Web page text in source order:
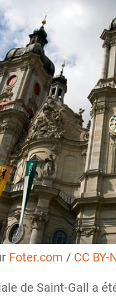
Foter.com / CC BY-
de Saint-Gall a